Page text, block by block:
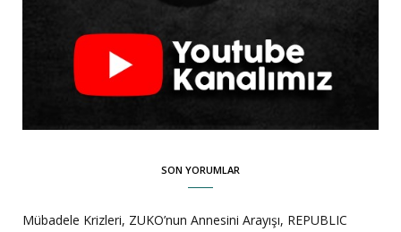
SON YORUMLAR
Mübadele Krizleri, ZUKO’nun Annesini Arayışı, REPUBLIC